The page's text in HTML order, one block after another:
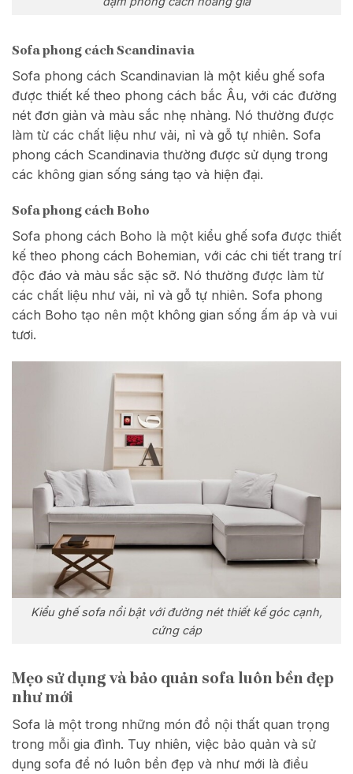
Sofa phong cách Scandinavia
Sofa phong cách Scandinavian là một kiểu ghế sofa
được thiết kế theo phong cách bắc Âu, với các đường
nét đơn giản và màu sắc nhẹ nhàng. Nó thường được
làm từ các chất liệu như vải, nỉ và gỗ tự nhiên. Sofa
phong cách Scandinavia thường được sử dụng trong
các không gian sống sáng tạo và hiện đại.
Sofa phong cách Boho
Sofa phong cách Boho là một kiểu ghế sofa được thiết
kế theo phong cách Bohemian, với các chi tiết trang trí
độc đáo và màu sắc sặc sỡ. Nó thường được làm từ
các chất liệu như vải, nỉ và gỗ tự nhiên. Sofa phong
cách Boho tạo nên một không gian sống ấm áp và vui
tươi.
Kiểu ghế sofa nổi bật với đường nét thiết kế góc cạnh,
cứng cáp
Mẹo sử dụng và bảo quản sofa luôn bền đẹp
như mới
Sofa là một trong những món đồ nội thất quan trọng
trong mỗi gia đình. Tuy nhiên, việc bảo quản và sử
dụng sofa để nó luôn bền đẹp và như mới là điều